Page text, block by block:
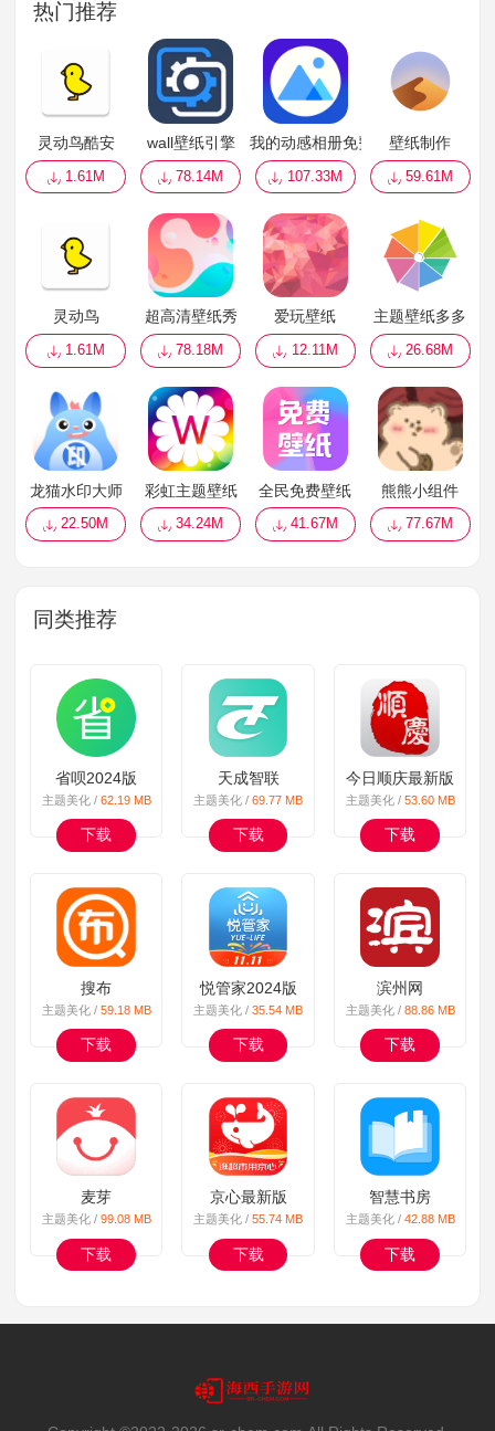
热门推荐
灵动鸟酷安
1.61M
wall壁纸引擎
78.14M
我的动感相册免费版
107.33M
壁纸制作
59.61M
灵动鸟
1.61M
超高清壁纸秀
78.18M
爱玩壁纸
12.11M
主题壁纸多多
26.68M
龙猫水印大师
22.50M
彩虹主题壁纸
34.24M
全民免费壁纸
41.67M
熊熊小组件
77.67M
同类推荐
省呗2024版
主题美化 / 62.19 MB
下载
天成智联
主题美化 /69.77 MB
下载
今日顺庆最新版
主题美化 / 53.60 MB
下载
搜布
主题美化 / 59.18 MB
下载
悦管家2024版
主题美化 /35.54 MB
下载
滨州网
主题美化 / 88.86 MB
下载
麦芽
主题美化 / 99.08 MB
下载
京心最新版
主题美化 /55.74 MB
下载
智慧书房
主题美化 / 42.88 MB
下载